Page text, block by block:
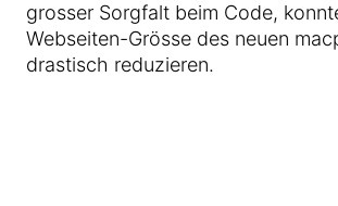
grosser Sorgfalt beim Code,
Webseiten-Grösse des neuen
drastisch reduzieren.